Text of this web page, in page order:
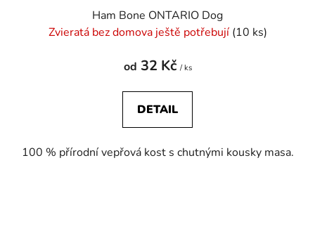
Ham Bone ONTARIO Dog
Zvieratá bez domova ještě potřebují (10 ks)
od 32 Kč / ks
DETAIL
100 % přírodní vepřová kost s chutnými kousky masa.